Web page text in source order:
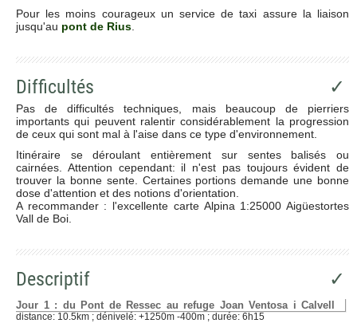
Pour les moins courageux un service de taxi assure la liaison
jusqu'au pont de Rius
Difficultés ✓
Pas de difficultés techniques, mais beaucoup de pierriers
importants qui peuvent ralentir considérablement la progression
de ceux qui sont mal à l'aise dans ce type d'environnement.
Itinéraire se déroulant entièrement sur sentes balisés ou
cairnées. Attention cependant: il n'est pas toujours évident de
trouver la bonne sente. Certaines portions demande une bonne
dose d'attention et des notions d'orientation.
A recommander : l'excellente carte Alpina 1:25000 Aigüestortes
Vall de Boi.
Descriptif ✓
Jour 1 : du Pont de Ressec au refuge Joan Ventosa i Calvell
distance: 10.5km ; dénivelé: +1250m -400m ; durée: 6h15